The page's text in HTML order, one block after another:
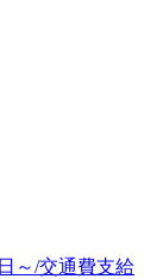
～/交通費支給